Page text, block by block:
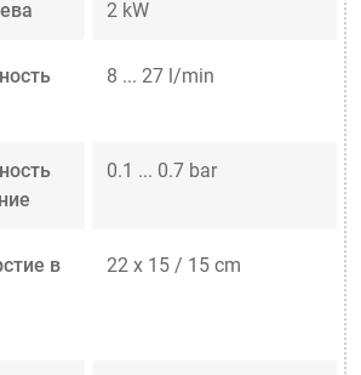
2 kW
8 ... 27 l/min
0.1 ... 0.7 bar
в
22 x 15 / 15 cm